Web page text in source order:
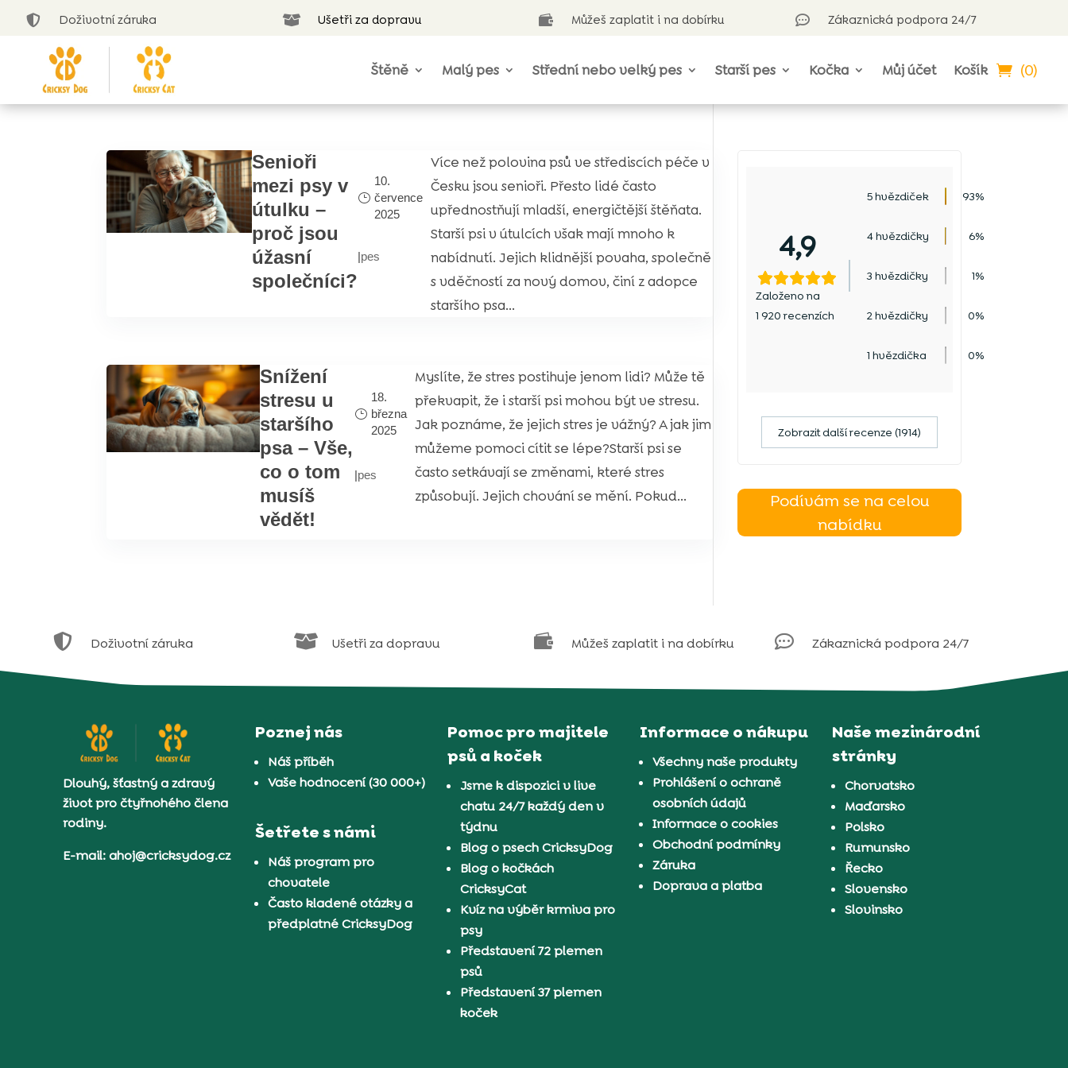
 Doživotní záruka  Ušetři za dopravu  Můžeš zaplatit i na dobírku  Zákaznická podpora 24/7
Štěně Malý pes Střední nebo velký pes Starší pes Kočka Můj účet Košík (0)
Senioři
mezi psy v
útulku –
proč jsou
úžasní
společníci?
10.
července
2025
|pes
Více než polovina psů ve střediscích péče v
Česku jsou senioři. Přesto lidé často
upřednostňují mladší, energičtější štěňata.
Starší psi v útulcích však mají mnoho k
nabídnutí. Jejich klidnější povaha, společně
s vděčností za nový domov, činí z adopce
staršího psa...
Snížení
stresu u
staršího
psa – Vše,
co o tom
musíš
vědět!
18.
března
2025
|pes
Myslíte, že stres postihuje jenom lidi? Může tě
překvapit, že i starší psi mohou být ve stresu.
Jak poznáme, že jejich stres je vážný? A jak jim
můžeme pomoci cítit se lépe?Starší psi se
často setkávají se změnami, které stres
způsobují. Jejich chování se mění. Pokud...
4,9
Založeno na
1 920 recenzích
5 hvězdiček 93%
4 hvězdičky 6%
3 hvězdičky 1%
2 hvězdičky 0%
1 hvězdička 0%
Zobrazit další recenze (1914)
Podívám se na celou
nabídku
 Doživotní záruka  Ušetři za dopravu  Můžeš zaplatit i na dobírku  Zákaznická podpora 24/7
Dlouhý, šťastný a zdravý
život pro čtyřnohého člena
rodiny.
E-mail: ahoj@cricksydog.cz
Poznej nás
Náš příběh
Vaše hodnocení (30 000+)
Šetřete s námi
Náš program pro
chovatele
Často kladené otázky a
předplatné CricksyDog
Pomoc pro majitele
psů a koček
Jsme k dispozici v live
chatu 24/7 každý den v
týdnu
Blog o psech CricksyDog
Blog o kočkách
CricksyCat
Kvíz na výběr krmiva pro
psy
Představení 72 plemen
psů
Představení 37 plemen
koček
Informace o nákupu
Všechny naše produkty
Prohlášení o ochraně
osobních údajů
Informace o cookies
Obchodní podmínky
Záruka
Doprava a platba
Naše mezinárodní
stránky
Chorvatsko
Maďarsko
Polsko
Rumunsko
Řecko
Slovensko
Slovinsko